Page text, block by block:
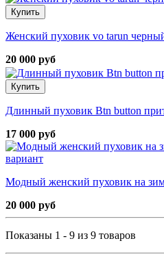
Купить
Женский пуховик vo tarun
20 000 руб
Купить
Длинный пуховик Btn button
17 000 руб
вариант
Модный женский пуховик на
20 000 руб
Показаны 1 - 9 из 9 товаров